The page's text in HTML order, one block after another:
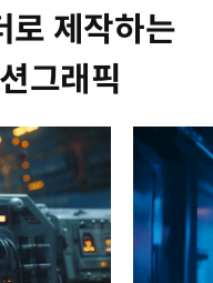
로 제작하는
그래픽